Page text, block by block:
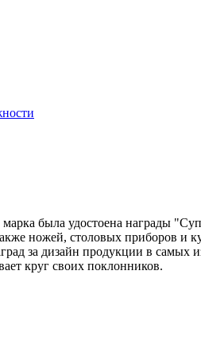
была удостоена награды
ножей, столовых приборов и
за дизайн продукции в
круг своих поклонников.